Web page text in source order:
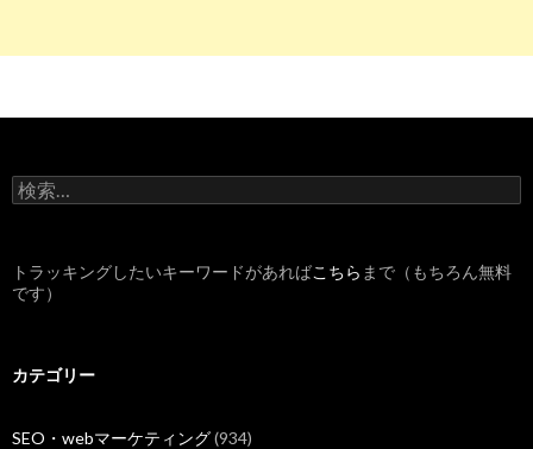
検
索
トラッキングしたいキーワードがあればこちら まで（もちろん無料
です）
カテゴリー
SEO・webマーケティング(934)